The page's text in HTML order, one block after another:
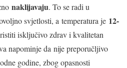
naklijavaju. To se radi u
svjetlosti, a temperatura je 12-
isključivo zdrav i kvalitetan
napominje da nije preporučljivo
godine, zbog opasnosti